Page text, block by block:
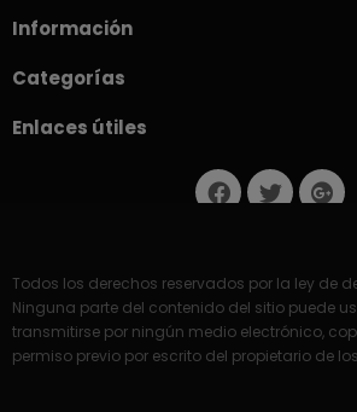
Información
Categorías
Enlaces útiles
Todos los derechos reservados por la ley de
Ninguna parte del contenido del sitio puede
transmitirse por ningún medio electrónico,
permiso previo por escrito del propietario de